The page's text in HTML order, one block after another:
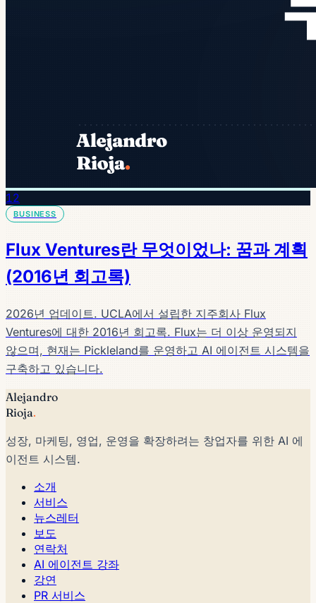
12
BUSINESS
Flux Ventures란 무엇이었나: 꿈과 계획
(2016년 회고록)
2026년 업데이트. UCLA에서 설립한 지주회사 Flux
Ventures에 대한 2016년 회고록. Flux는 더 이상 운영되지
않으며, 현재는 Pickleland를 운영하고 AI 에이전트 시스템을
구축하고 있습니다.
Alejandro
Rioja.
성장, 마케팅, 영업, 운영을 확장하려는 창업자를 위한 AI 에
이전트 시스템.
소개
서비스
뉴스레터
보도
연락처
AI 에이전트 강좌
강연
PR 서비스